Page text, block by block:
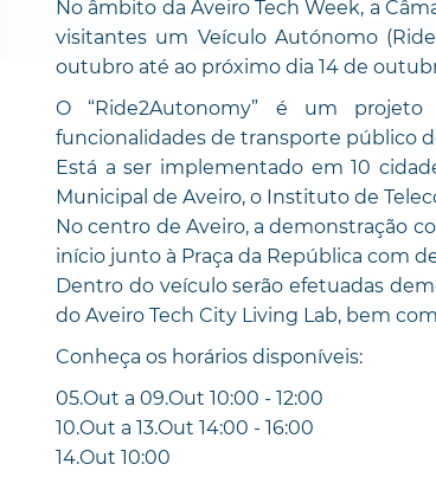
No âmbito da Aveiro Tech Week, a
visitantes um Veículo Autónomo
outubro até ao próximo dia 14 de
O “Ride2Autonomy” é um
funcionalidades de transporte público
Está a ser implementado em 10
Municipal de Aveiro, o Instituto de
No centro de Aveiro, a demonstração
início junto à Praça da República com
Dentro do veículo serão efetuadas
do Aveiro Tech City Living Lab, bem
Conheça os horários disponíveis:
05.Out a 09.Out 10:00 - 12:00
10.Out a 13.Out 14:00 - 16:00
14.Out 10:00